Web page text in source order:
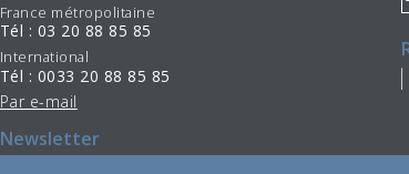
France métropolitaine
Tél : 03 20 88 85 85
International
Tél : 0033 20 88 85 85
Par e-mail
Newsletter